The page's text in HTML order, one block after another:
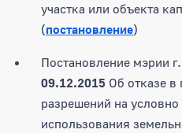
участка или объекта
(постановление)
Постановление мэрии
09.12.2015 Об отказе в
разрешений на
использования